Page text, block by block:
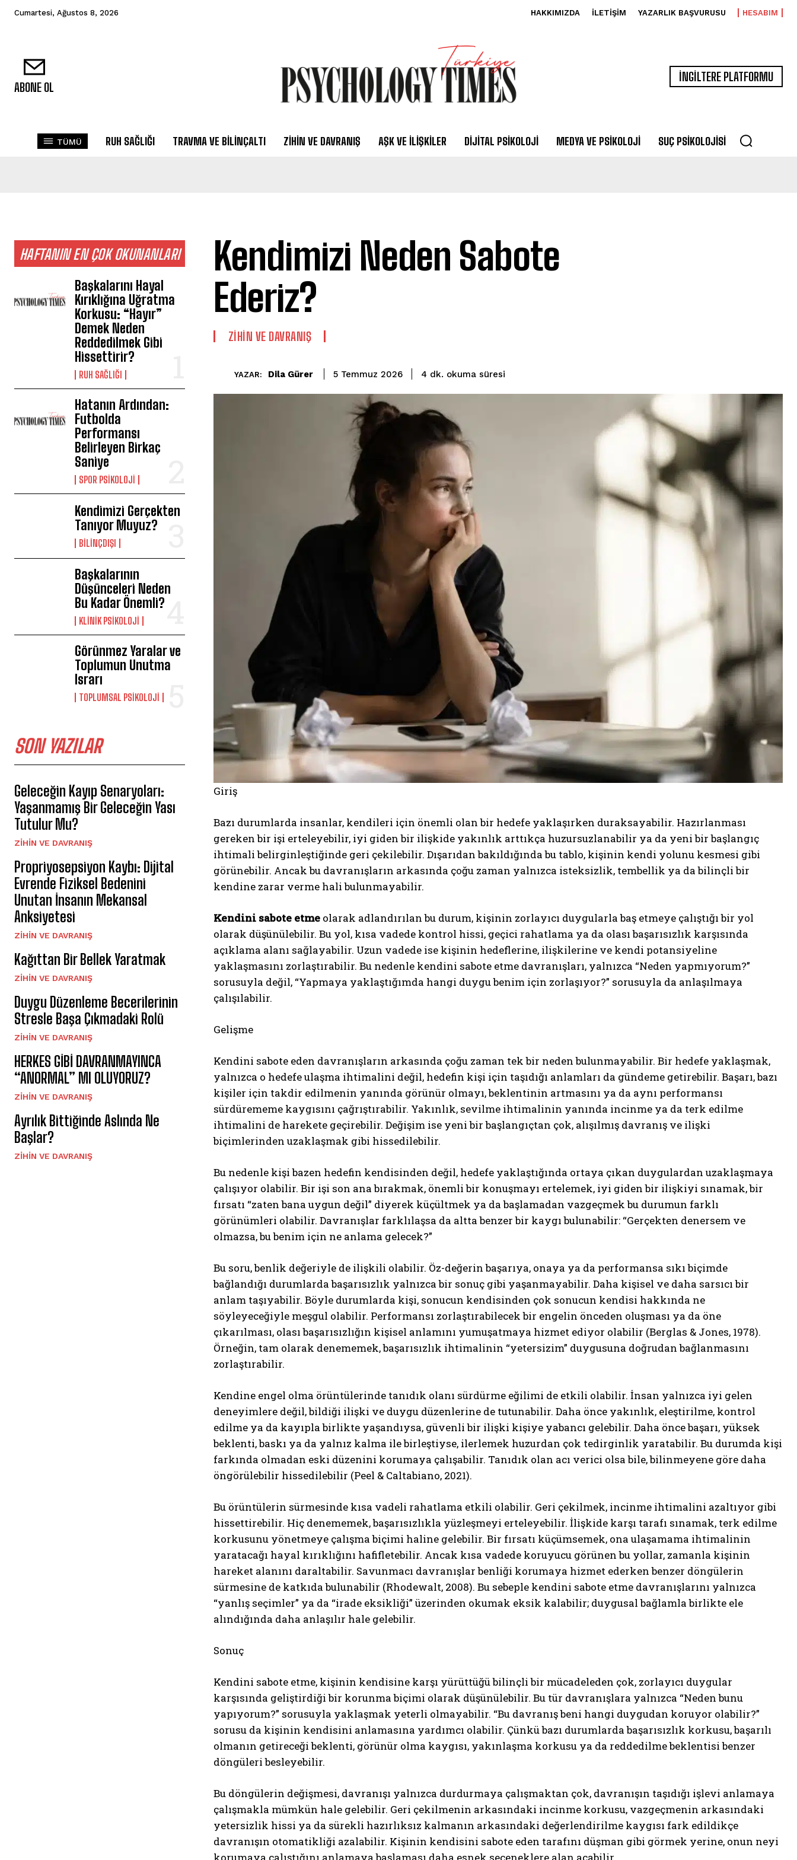
ABONE OL
Gizlilik politikasını okudum, onaylıyorum.
Cumartesi, Ağustos 8, 2026 HAKKIMIZDA İLETIŞIM YAZARLIK BAŞVURUSU HESABIM
ABONE OL
İNGİLTERE PLATFORMU
TÜMÜ RUH SAĞLIĞI TRAVMA VE BILINÇALTI ZIHIN VE DAVRANIŞ AŞK VE İLIŞKILER DIJITAL PSIKOLOJI MEDYA VE PSIKOLOJI SUÇ PSIKOLOJISI
HAFTANIN EN ÇOK OKUNANLARI
Başkalarını Hayal
Kırıklığına Uğratma
Korkusu: “Hayır”
Demek Neden
Reddedilmek Gibi
Hissettirir?
⁠RUH SAĞLIĞI
Hatanın Ardından:
Futbolda
Performansı
Belirleyen Birkaç
Saniye
SPOR PSIKOLOJI
Kendimizi Gerçekten
Tanıyor Muyuz?
BILINÇDIŞI
Başkalarının
Düşünceleri Neden
Bu Kadar Önemli?
KLINIK PSIKOLOJI
Görünmez Yaralar ve
Toplumun Unutma
Israrı
TOPLUMSAL PSIKOLOJI
SON YAZILAR
Geleceğin Kayıp Senaryoları:
Yaşanmamış Bir Geleceğin Yası
Tutulur Mu?
⁠ZIHIN VE DAVRANIŞ
Propriyosepsiyon Kaybı: Dijital
Evrende Fiziksel Bedenini
Unutan İnsanın Mekansal
Anksiyetesi
⁠ZIHIN VE DAVRANIŞ
Kağıttan Bir Bellek Yaratmak
⁠ZIHIN VE DAVRANIŞ
Duygu Düzenleme Becerilerinin
Stresle Başa Çıkmadaki Rolü
⁠ZIHIN VE DAVRANIŞ
HERKES GİBİ DAVRANMAYINCA
“ANORMAL” MI OLUYORUZ?
⁠ZIHIN VE DAVRANIŞ
Ayrılık Bittiğinde Aslında Ne
Başlar?
⁠ZIHIN VE DAVRANIŞ
Kendimizi Neden Sabote
Ederiz?
⁠ZIHIN VE DAVRANIŞ
YAZAR: Dila Gürer 5 Temmuz 2026 4 dk. okuma süresi
Giriş
Bazı durumlarda insanlar, kendileri için önemli olan bir hedefe yaklaşırken duraksayabilir. Hazırlanması
gereken bir işi erteleyebilir, iyi giden bir ilişkide yakınlık arttıkça huzursuzlanabilir ya da yeni bir başlangıç
ihtimali belirginleştiğinde geri çekilebilir. Dışarıdan bakıldığında bu tablo, kişinin kendi yolunu kesmesi gibi
görünebilir. Ancak bu davranışların arkasında çoğu zaman yalnızca isteksizlik, tembellik ya da bilinçli bir
kendine zarar verme hali bulunmayabilir.
Kendini sabote etme olarak adlandırılan bu durum, kişinin zorlayıcı duygularla baş etmeye çalıştığı bir yol
olarak düşünülebilir. Bu yol, kısa vadede kontrol hissi, geçici rahatlama ya da olası başarısızlık karşısında
açıklama alanı sağlayabilir. Uzun vadede ise kişinin hedeflerine, ilişkilerine ve kendi potansiyeline
yaklaşmasını zorlaştırabilir. Bu nedenle kendini sabote etme davranışları, yalnızca “Neden yapmıyorum?”
sorusuyla değil, “Yapmaya yaklaştığımda hangi duygu benim için zorlaşıyor?” sorusuyla da anlaşılmaya
çalışılabilir.
Gelişme
Kendini sabote eden davranışların arkasında çoğu zaman tek bir neden bulunmayabilir. Bir hedefe yaklaşmak,
yalnızca o hedefe ulaşma ihtimalini değil, hedefin kişi için taşıdığı anlamları da gündeme getirebilir. Başarı, bazı
kişiler için takdir edilmenin yanında görünür olmayı, beklentinin artmasını ya da aynı performansı
sürdürememe kaygısını çağrıştırabilir. Yakınlık, sevilme ihtimalinin yanında incinme ya da terk edilme
ihtimalini de harekete geçirebilir. Değişim ise yeni bir başlangıçtan çok, alışılmış davranış ve ilişki
biçimlerinden uzaklaşmak gibi hissedilebilir.
Bu nedenle kişi bazen hedefin kendisinden değil, hedefe yaklaştığında ortaya çıkan duygulardan uzaklaşmaya
çalışıyor olabilir. Bir işi son ana bırakmak, önemli bir konuşmayı ertelemek, iyi giden bir ilişkiyi sınamak, bir
fırsatı “zaten bana uygun değil” diyerek küçültmek ya da başlamadan vazgeçmek bu durumun farklı
görünümleri olabilir. Davranışlar farklılaşsa da altta benzer bir kaygı bulunabilir: “Gerçekten denersem ve
olmazsa, bu benim için ne anlama gelecek?”
Bu soru, benlik değeriyle de ilişkili olabilir. Öz-değerin başarıya, onaya ya da performansa sıkı biçimde
bağlandığı durumlarda başarısızlık yalnızca bir sonuç gibi yaşanmayabilir. Daha kişisel ve daha sarsıcı bir
anlam taşıyabilir. Böyle durumlarda kişi, sonucun kendisinden çok sonucun kendisi hakkında ne
söyleyeceğiyle meşgul olabilir. Performansı zorlaştırabilecek bir engelin önceden oluşması ya da öne
çıkarılması, olası başarısızlığın kişisel anlamını yumuşatmaya hizmet ediyor olabilir (Berglas & Jones, 1978).
Örneğin, tam olarak denememek, başarısızlık ihtimalinin “yetersizim” duygusuna doğrudan bağlanmasını
zorlaştırabilir.
Kendine engel olma örüntülerinde tanıdık olanı sürdürme eğilimi de etkili olabilir. İnsan yalnızca iyi gelen
deneyimlere değil, bildiği ilişki ve duygu düzenlerine de tutunabilir. Daha önce yakınlık, eleştirilme, kontrol
edilme ya da kayıpla birlikte yaşandıysa, güvenli bir ilişki kişiye yabancı gelebilir. Daha önce başarı, yüksek
beklenti, baskı ya da yalnız kalma ile birleştiyse, ilerlemek huzurdan çok tedirginlik yaratabilir. Bu durumda kişi
farkında olmadan eski düzenini korumaya çalışabilir. Tanıdık olan acı verici olsa bile, bilinmeyene göre daha
öngörülebilir hissedilebilir (Peel & Caltabiano, 2021).
Bu örüntülerin sürmesinde kısa vadeli rahatlama etkili olabilir. Geri çekilmek, incinme ihtimalini azaltıyor gibi
hissettirebilir. Hiç denememek, başarısızlıkla yüzleşmeyi erteleyebilir. İlişkide karşı tarafı sınamak, terk edilme
korkusunu yönetmeye çalışma biçimi haline gelebilir. Bir fırsatı küçümsemek, ona ulaşamama ihtimalinin
yaratacağı hayal kırıklığını hafifletebilir. Ancak kısa vadede koruyucu görünen bu yollar, zamanla kişinin
hareket alanını daraltabilir. Savunmacı davranışlar benliği korumaya hizmet ederken benzer döngülerin
sürmesine de katkıda bulunabilir (Rhodewalt, 2008). Bu sebeple kendini sabote etme davranışlarını yalnızca
“yanlış seçimler” ya da “irade eksikliği” üzerinden okumak eksik kalabilir; duygusal bağlamla birlikte ele
alındığında daha anlaşılır hale gelebilir.
Sonuç
Kendini sabote etme, kişinin kendisine karşı yürüttüğü bilinçli bir mücadeleden çok, zorlayıcı duygular
karşısında geliştirdiği bir korunma biçimi olarak düşünülebilir. Bu tür davranışlara yalnızca “Neden bunu
yapıyorum?” sorusuyla yaklaşmak yeterli olmayabilir. “Bu davranış beni hangi duygudan koruyor olabilir?”
sorusu da kişinin kendisini anlamasına yardımcı olabilir. Çünkü bazı durumlarda başarısızlık korkusu, başarılı
olmanın getireceği beklenti, görünür olma kaygısı, yakınlaşma korkusu ya da reddedilme beklentisi benzer
döngüleri besleyebilir.
Bu döngülerin değişmesi, davranışı yalnızca durdurmaya çalışmaktan çok, davranışın taşıdığı işlevi anlamaya
çalışmakla mümkün hale gelebilir. Geri çekilmenin arkasındaki incinme korkusu, vazgeçmenin arkasındaki
yetersizlik hissi ya da sürekli hazırlıksız kalmanın arkasındaki değerlendirilme kaygısı fark edildikçe
davranışın otomatikliği azalabilir. Kişinin kendisini sabote eden tarafını düşman gibi görmek yerine, onun neyi